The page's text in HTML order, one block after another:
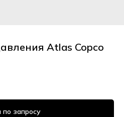
Atlas Copco
запросу